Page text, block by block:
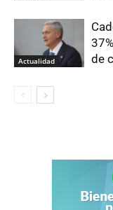
Actualidad
de